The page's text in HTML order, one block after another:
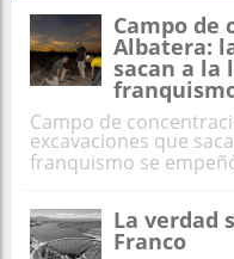
Campo de
Albatera:
sacan a la
Campo de
excavaciones que
franquismo se
La verdad
Franco